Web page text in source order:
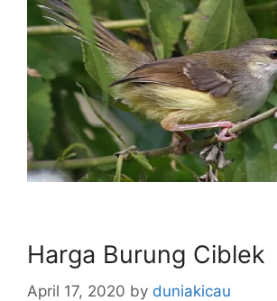
Harga Burung Ciblek
April 17, 2020 by duniakicau